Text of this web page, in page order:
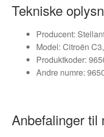
Tekniske
Producent:
Model: Citroën
Produktkoder:
Andre numre:
Anbefalinger til